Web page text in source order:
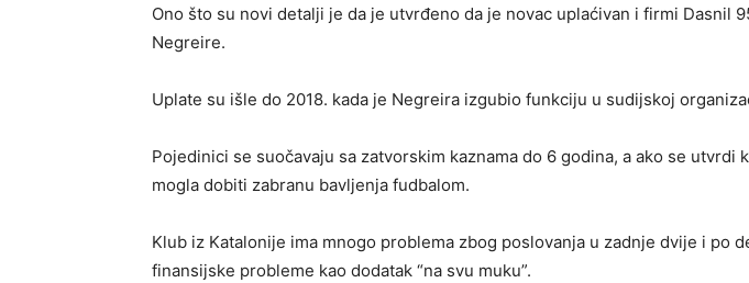
Ono što su novi detalji je da je utvrđeno da je novac uplaćivan i firmi Dasnil
Negreire.
Uplate su išle do 2018. kada je Negreira izgubio funkciju u sudijskoj
Pojedinici se suočavaju sa zatvorskim kaznama do 6 godina, a ako se utvrdi
mogla dobiti zabranu bavljenja fudbalom.
Klub iz Katalonije ima mnogo problema zbog poslovanja u zadnje dvije i po
finansijske probleme kao dodatak “na svu muku”.